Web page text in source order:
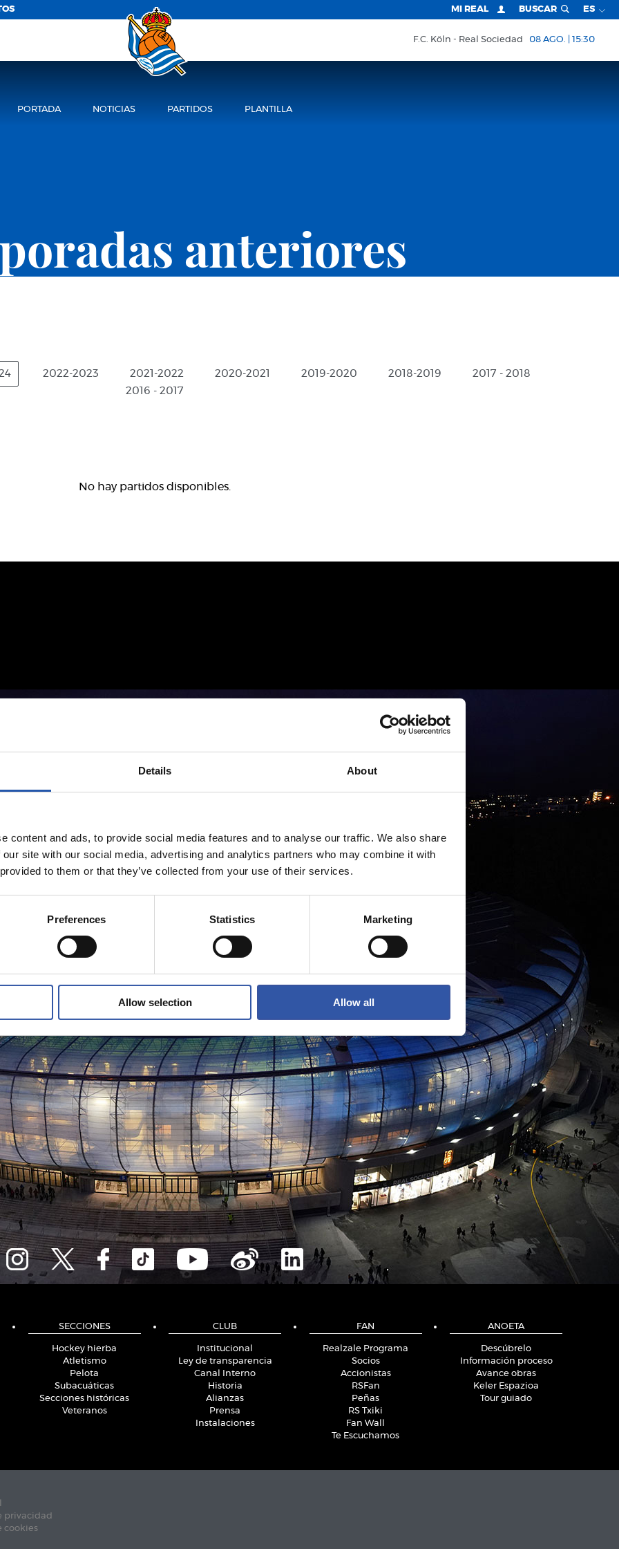
Details About
content and ads, to provide social media features and to analyse our traffic. We also share
site with our social media, advertising and analytics partners who may combine it with
to them or that they’ve collected from your use of their services.
Preferences Statistics Marketing
Allow selection Allow all
MI REAL BUSCAR ES
F.C. Köln Real Sociedad 08 AGO. | 15:30
PORTADA NOTICIAS PARTIDOS PLANTILLA
anteriores
2022-2023 2021-2022 2020-2021 2019-2020 2018-2019
2017 - 2018
2016 - 2017
No hay partidos disponibles.
SECCIONES
Hockey hierba
Atletismo
Pelota
Subacuáticas
Secciones históricas
Veteranos
CLUB
Institucional
Ley de transparencia
Canal Interno
Historia
Alianzas
Prensa
Instalaciones
FAN
Realzale Programa
Socios
Accionistas
RSFan
Peñas
RS Txiki
Fan Wall
Te Escuchamos
ANOETA
Descúbrelo
Información proceso
Avance obras
Keler Espazioa
Tour guiado
privacidad
cookies